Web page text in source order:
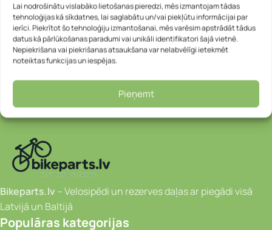
Lai nodrošinātu vislabāko lietošanas pieredzi, mēs izmantojam tādas
tehnoloģijas kā sīkdatnes, lai saglabātu un/vai piekļūtu informācijai par
ierīci. Piekrītot šo tehnoloģiju izmantošanai, mēs varēsim apstrādāt tādus
datus kā pārlūkošanas paradumi vai unikāli identifikatori šajā vietnē.
Nepiekrišana vai piekrišanas atsaukšana var nelabvēlīgi ietekmēt
noteiktas funkcijas un iespējas.
Pieņemt
Bikeparts.lv – Velosipēdi un rezerves daļas ar piegādi visā
Latvijā un Baltijā
Populāras kategorijas